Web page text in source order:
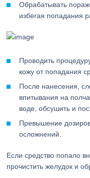
Обрабатывать
избегая попадания
Проводить
кожу от попадания
После нанесения,
впитывания на
воде, обсушить и
Превышение
осложнений.
Если средство попало
прочистить желудок и